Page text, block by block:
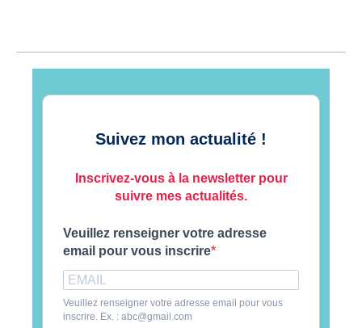
Suivez mon actualité !
Inscrivez-vous à la newsletter pour
suivre mes actualités.
Veuillez renseigner votre adresse
email pour vous inscrire
Veuillez renseigner votre adresse email pour vous
inscrire. Ex. : abc@gmail.com